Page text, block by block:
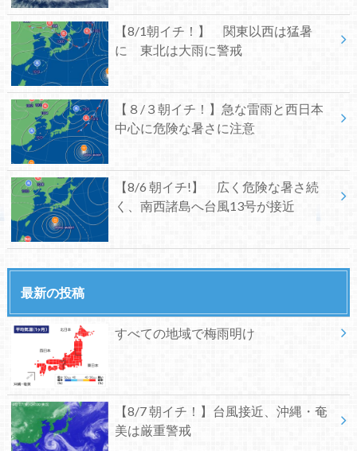
【8/1朝イチ！】 関東以西は猛暑
に 東北は大雨に警戒
【８/３朝イチ！】急な雷雨と西日本
中心に危険な暑さに注意
【8/6 朝イチ!】 広く危険な暑さ続
く、南西諸島へ台風13号が接近
最新の投稿
すべての地域で梅雨明け
【8/7 朝イチ！】台風接近、沖縄・奄
美は厳重警戒